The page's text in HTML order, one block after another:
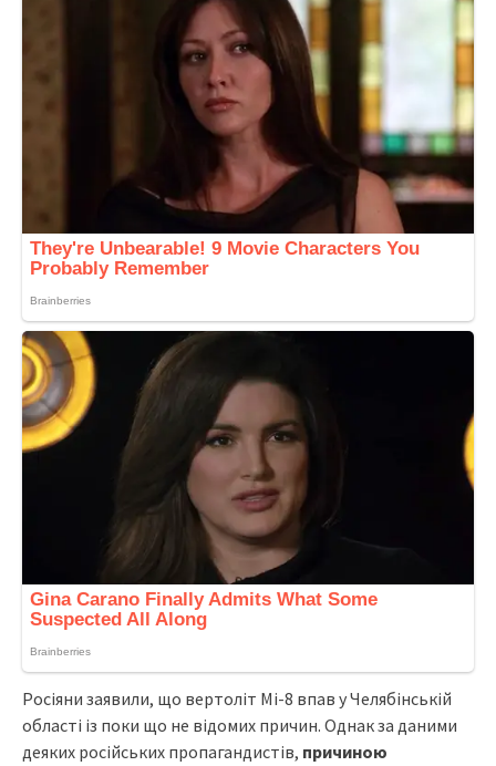
Росіяни заявили, що вертоліт Мі-8 впав у Челябінській
області із поки що не відомих причин. Однак за даними
деяких російських пропагандистів, причиною